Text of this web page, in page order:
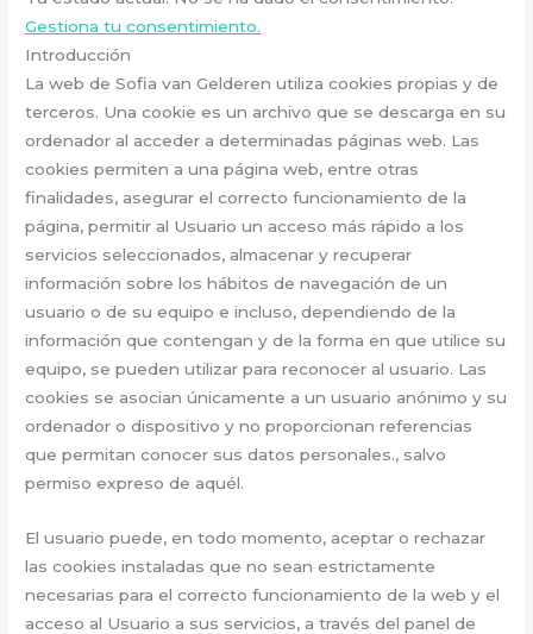
Gestiona tu consentimiento.
Introducción
La web de Sofia van Gelderen utiliza cookies propias y de
terceros. Una cookie es un archivo que se descarga en su
ordenador al acceder a determinadas páginas web. Las
cookies permiten a una página web, entre otras
finalidades, asegurar el correcto funcionamiento de la
página, permitir al Usuario un acceso más rápido a los
servicios seleccionados, almacenar y recuperar
información sobre los hábitos de navegación de un
usuario o de su equipo e incluso, dependiendo de la
información que contengan y de la forma en que utilice su
equipo, se pueden utilizar para reconocer al usuario. Las
cookies se asocian únicamente a un usuario anónimo y su
ordenador o dispositivo y no proporcionan referencias
que permitan conocer sus datos personales., salvo
permiso expreso de aquél.
El usuario puede, en todo momento, aceptar o rechazar
las cookies instaladas que no sean estrictamente
necesarias para el correcto funcionamiento de la web y el
acceso al Usuario a sus servicios, a través del panel de